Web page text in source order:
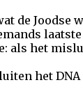
de Joodse
het
het